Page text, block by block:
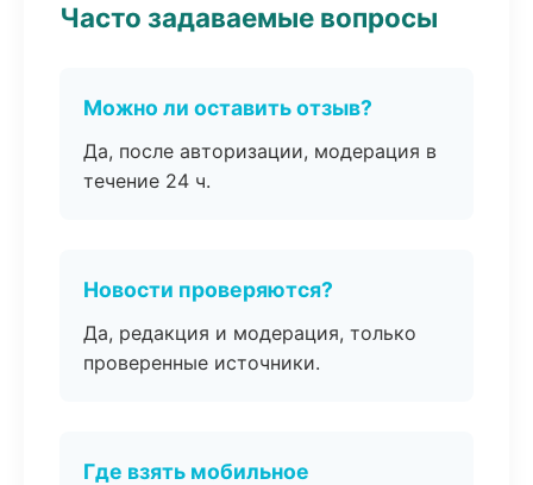
Часто задаваемые вопросы
Можно ли оставить отзыв?
Да, после авторизации, модерация в
течение 24 ч.
Новости проверяются?
Да, редакция и модерация, только
проверенные источники.
Где взять мобильное